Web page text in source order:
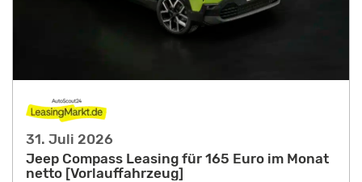
31. Juli 2026
Jeep Compass Leasing für 165 Euro im Monat
netto [Vorlauffahrzeug]